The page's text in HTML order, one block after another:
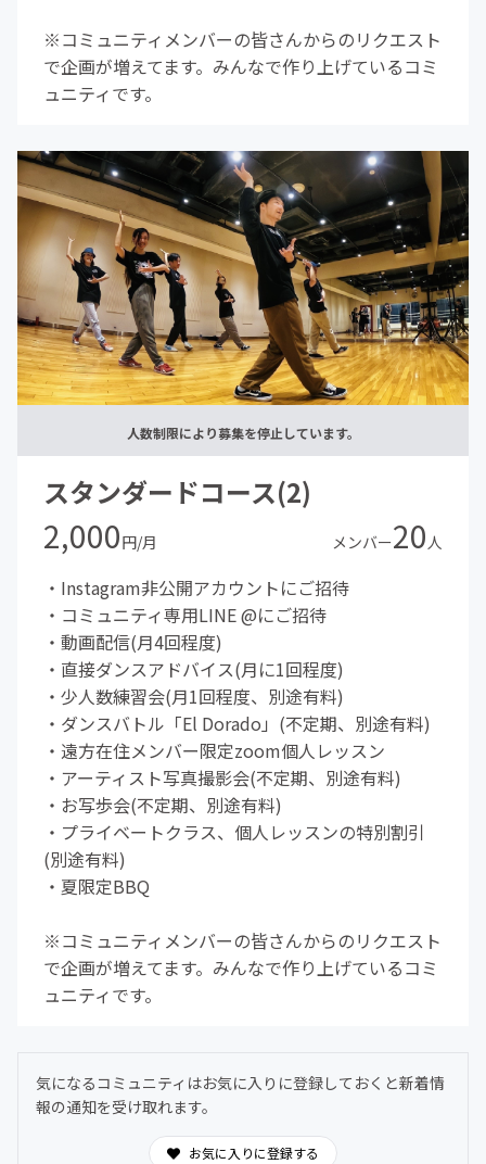
※コミュニティメンバーの皆さんからのリクエスト
で企画が増えてます。みんなで作り上げているコミ
ュニティです。
人数制限により募集を停止しています。
スタンダードコース(2)
2,000円/月 メンバー20人
・Instagram非公開アカウントにご招待
・コミュニティ専用LINE @にご招待
・動画配信(月4回程度)
・直接ダンスアドバイス(月に1回程度)
・少人数練習会(月1回程度、別途有料)
・ダンスバトル「El Dorado」(不定期、別途有料)
・遠方在住メンバー限定zoom個人レッスン
・アーティスト写真撮影会(不定期、別途有料)
・お写歩会(不定期、別途有料)
・プライベートクラス、個人レッスンの特別割引
(別途有料)
・夏限定BBQ
※コミュニティメンバーの皆さんからのリクエスト
で企画が増えてます。みんなで作り上げているコミ
ュニティです。
気になるコミュニティはお気に入りに登録しておくと新着情
報の通知を受け取れます。
お気に入りに登録する